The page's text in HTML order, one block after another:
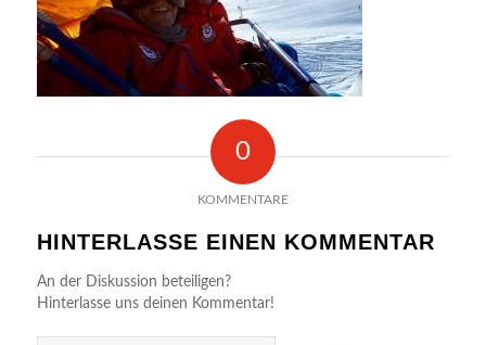
0
KOMMENTARE
HINTERLASSE EINEN KOMMENTAR
An der Diskussion beteiligen?
Hinterlasse uns deinen Kommentar!